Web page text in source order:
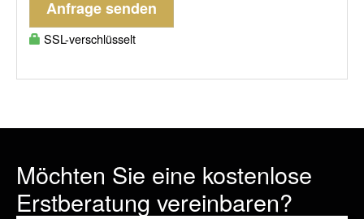
Anfrage senden
SSL-verschlüsselt
Möchten Sie eine kostenlose
Erstberatung vereinbaren?